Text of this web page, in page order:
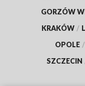
GORZÓW
KRAKÓW /
OPOLE /
SZCZECIN